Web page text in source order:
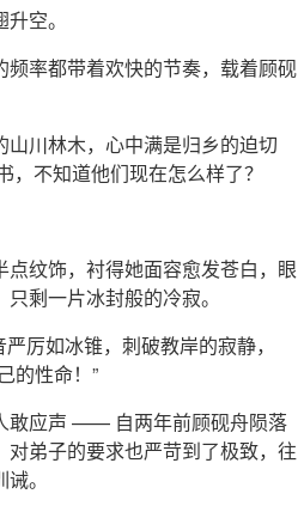
空。
率都带着欢快的节奏，载着顾砚
川林木，心中满是归乡的迫切
不知道他们现在怎么样了？
纹饰，衬得她面容愈发苍白，眼
剩一片冰封般的冷寂。
厉如冰锥，刺破教岸的寂静，
的性命！”
敢应声 —— 自两年前顾砚舟陨落
弟子的要求也严苛到了极致，往
。